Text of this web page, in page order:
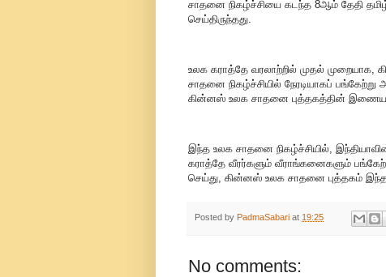
சாதனை நிகழ்ச்சியை கடந்த 8ஆம் தேதி
செய்திருந்தது.
உலக கராத்தே வரலாற்றில் முதல்
சாதனை நிகழ்ச்சியில் நேரடியாகப்
கின்னஸ் உலக சாதனை புத்தகத்தின்
இந்த உலக சாதனை நிகழ்ச்சியில்,
கராத்தே வீரர்களும் வீராங்கனைகளும்
செய்து, கின்னஸ் உலக சாதனை புத்தகம்
Posted by PadmaSabari at 19:25
No comments: